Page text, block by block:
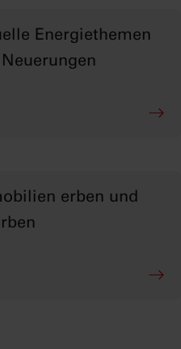
Energiethemen
erben und